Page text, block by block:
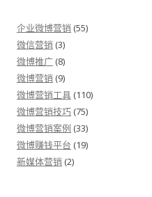
企业微博营销 (55)
微信营销 (3)
微博推广 (8)
微博营销 (9)
微博营销工具 (110)
微博营销技巧 (75)
微博营销案例 (33)
微博赚钱平台 (19)
新媒体营销 (2)